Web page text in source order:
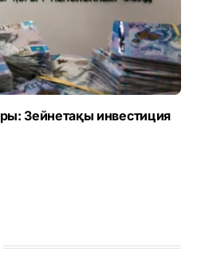
Зейнетақы инвестиция